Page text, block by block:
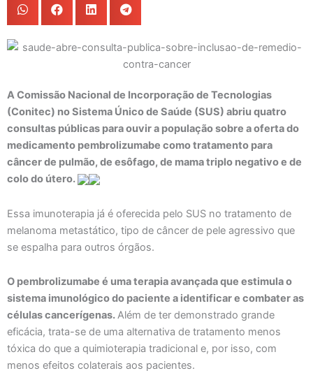
A Comissão Nacional de Incorporação de Tecnologias
(Conitec) no Sistema Único de Saúde (SUS) abriu quatro
consultas públicas para ouvir a população sobre a oferta do
medicamento pembrolizumabe como tratamento para
câncer de pulmão, de esôfago, de mama triplo negativo e de
colo do útero.
Essa imunoterapia já é oferecida pelo SUS no tratamento de
melanoma metastático, tipo de câncer de pele agressivo que
se espalha para outros órgãos.
O pembrolizumabe é uma terapia avançada que estimula o
sistema imunológico do paciente a identificar e combater as
células cancerígenas.Além de ter demonstrado grande
eficácia, trata-se de uma alternativa de tratamento menos
tóxica do que a quimioterapia tradicional e, por isso, com
menos efeitos colaterais aos pacientes.